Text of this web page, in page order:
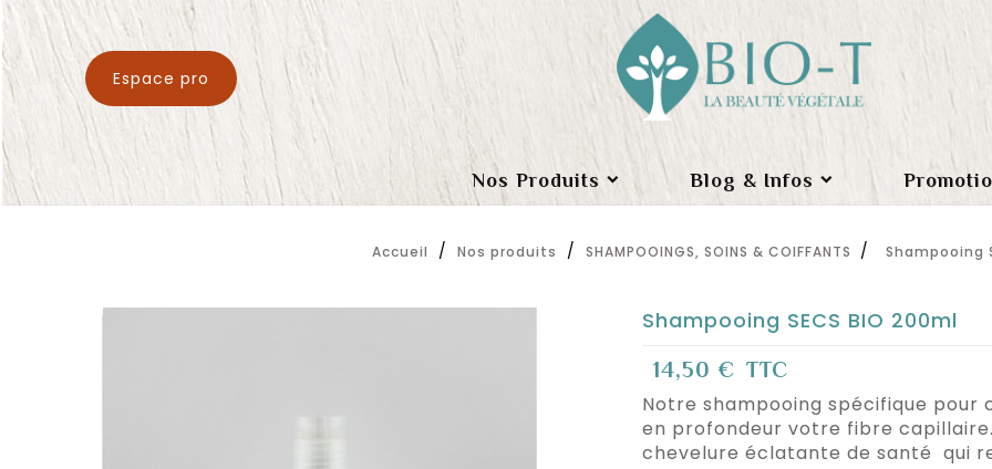
Espace pro
Nos Produits Blog & Infos
Accueil Nos produits SHAMPOOINGS, SOINS & COIFFANTS Shampooing
Shampooing SECS BIO 200ml
14,50 € TTC
Notre shampooing spécifique pour
en profondeur votre fibre
chevelure éclatante de santé qui